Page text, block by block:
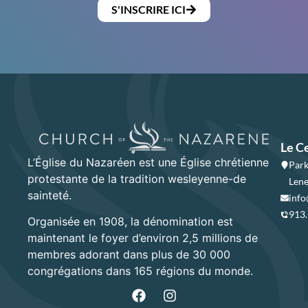
S'INSCRIRE ICI
L’Église du Nazaréen est une Église chrétienne
protestante de la tradition wesleyenne-de
sainteté.
Organisée en 1908, la dénomination est
maintenant le foyer d’environ 2,5 millions de
membres adorant dans plus de 30 000
congrégations dans 165 régions du monde.
Le